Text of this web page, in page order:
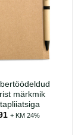
märkmik
+ KM 24%